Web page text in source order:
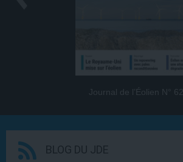
Journal de l’Éolien N° 62
BLOG DU JDE